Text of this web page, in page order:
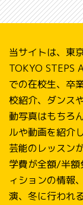
当サイトは、東
TOKYO STEPS
での在校生、卒
校紹介、ダンス
動写真はもちろ
ルや動画を紹介
芸能のレッスン
学費が全額/半額
ィションの情報
演、冬に行われ